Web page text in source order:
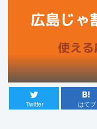
Twitter はてブ